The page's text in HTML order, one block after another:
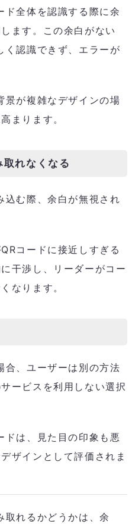
ド全体を認識する際に余
ます。この余白がない
く認識できず、エラーが
景が複雑なデザインの場
まります。
れなくなる
込む際、余白が無視され
コードに接近しすぎる
干渉し、リーダーがコー
なります。
合、ユーザーは別の方法
ービスを利用しない選択
ドは、見た目の印象も悪
ザインとして評価されま
取れるかどうかは、余